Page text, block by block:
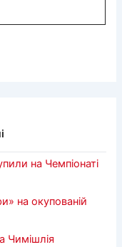
на Чемпіонаті
на окупованій
Чимішлія